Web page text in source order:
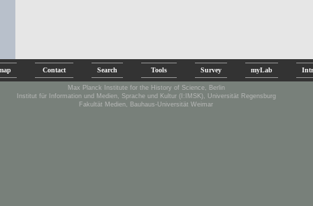
Contact Search Tools Survey myLab
Max Planck Institute for the History of Science, Berlin
Institut für Information und Medien, Sprache und Kultur (I:IMSK), Universität Regensburg
Fakultät Medien, Bauhaus-Universität Weimar